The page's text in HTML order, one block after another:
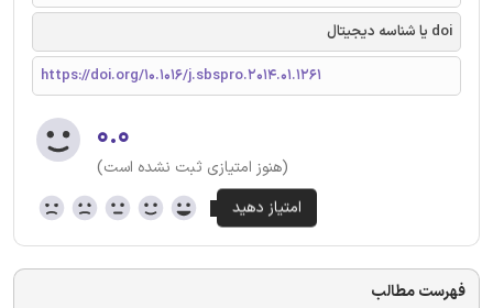
doi یا شناسه دیجیتال
https://doi.org/10.1016/j.sbspro.2014.01.1261
۰.۰
(هنوز امتیازی ثبت نشده است)
فهرست مطالب